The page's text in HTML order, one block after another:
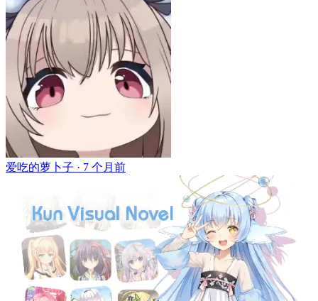
爱吃的萝卜子 · 7 个月前